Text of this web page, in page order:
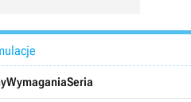
WymaganiaSeria